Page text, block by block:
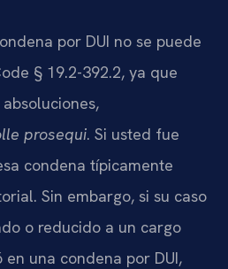
por DUI no se puede
§ 19.2-392.2, ya que
prosequi. Si usted fue
condena típicamente
Sin embargo, si su caso
o reducido a un cargo
una condena por DUI,